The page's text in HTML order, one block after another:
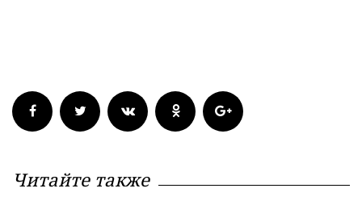
Читайте также